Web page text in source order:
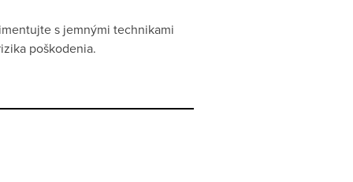
s jemnými technikami
poškodenia.